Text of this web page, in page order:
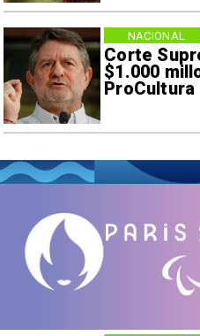
Corte
$1.000
ProCultura
NACIONAL